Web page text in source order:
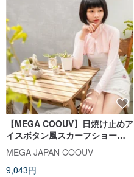
【MEGA COOUV】日焼け止めア
イスボタン風スカーフショール
袖 UV-F517
MEGA JAPAN COOUV
9,043円